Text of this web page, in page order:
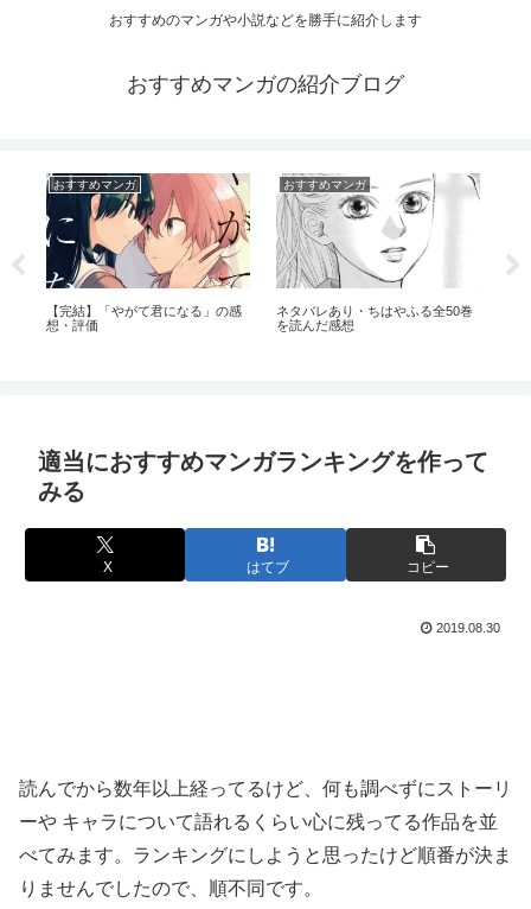
おすすめのマンガや小説などを勝手に紹介します
おすすめマンガの紹介ブログ
おすすめマンガ
【完結】「やがて君になる」の感
想・評価
おすすめマンガ
ネタバレあり・ちはやふる全50巻
を読んだ感想
適当におすすめマンガランキングを作って
みる
X はてブ コピー
2019.08.30
読んでから数年以上経ってるけど、何も調べずにストーリ
ーや キャラについて語れるくらい心に残ってる作品を並
べてみます。ランキングにしようと思ったけど順番が決ま
りませんでしたので、順不同です。